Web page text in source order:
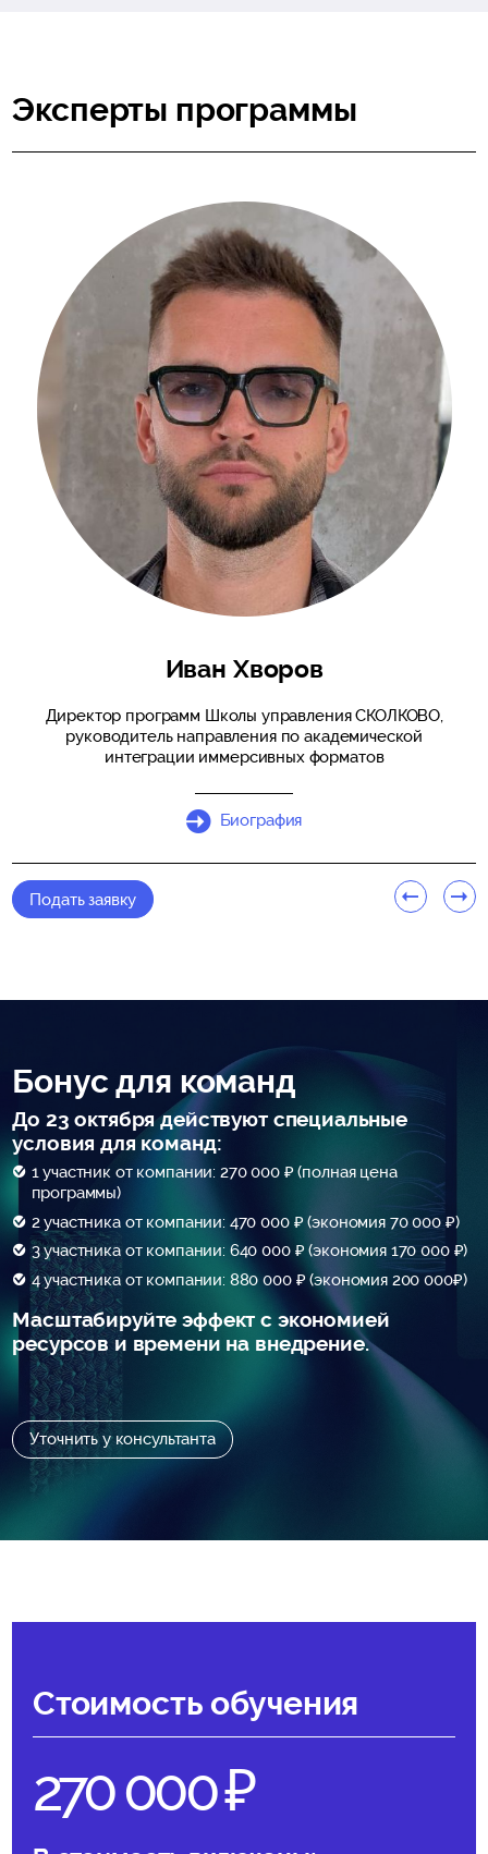
Эксперты программы
Иван Хворов
Директор программ Школы управления СКОЛКОВО,
руководитель направления по академической
интеграции иммерсивных форматов
Биография
Подать заявку
Бонус для команд
До 23 октября действуют специальные
условия для команд:
1 участник от компании: 270 000 ₽ (полная цена
программы)
2 участника от компании: 470 000 ₽ (экономия 70 000 ₽)
3 участника от компании: 640 000 ₽ (экономия 170 000 ₽)
4 участника от компании: 880 000 ₽ (экономия 200 000₽)
Масштабируйте эффект с экономией
ресурсов и времени на внедрение.
Уточнить у консультанта
Стоимость обучения
270 000